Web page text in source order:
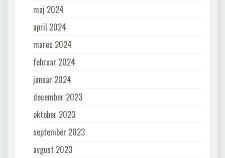
maj 2024
april 2024
marec 2024
februar 2024
januar 2024
december 2023
oktober 2023
september 2023
avgust 2023